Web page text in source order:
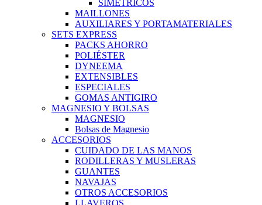
SIMÉTRICOS
MAILLONES
AUXILIARES Y PORTAMATERIALES
SETS EXPRESS
PACKS AHORRO
POLIÉSTER
DYNEEMA
EXTENSIBLES
ESPECIALES
GOMAS ANTIGIRO
MAGNESIO Y BOLSAS
MAGNESIO
Bolsas de Magnesio
ACCESORIOS
CUIDADO DE LAS MANOS
RODILLERAS Y MUSLERAS
GUANTES
NAVAJAS
OTROS ACCESORIOS
LLAVEROS